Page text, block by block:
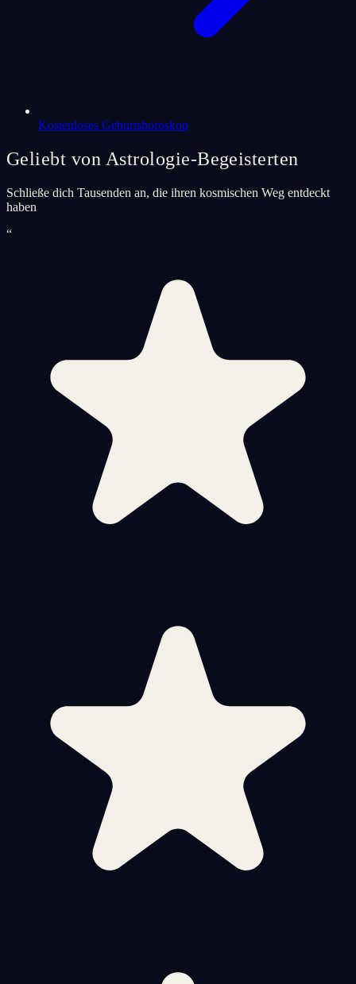
Kostenloses Geburtshoroskop
Geliebt von Astrologie-Begeisterten
Schließe dich Tausenden an, die ihren kosmischen Weg entdeckt
haben
“